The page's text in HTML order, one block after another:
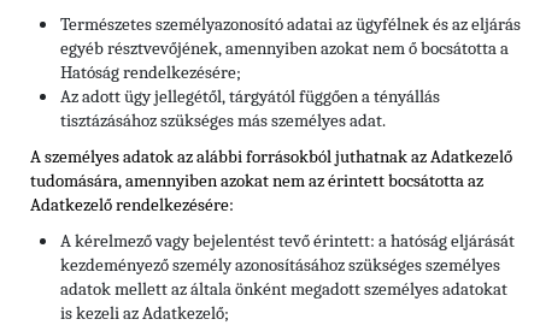
Természetes személyazonosító adatai az ügyfélnek és az eljárás
egyéb résztvevőjének, amennyiben azokat nem ő bocsátotta a
Hatóság rendelkezésére;
Az adott ügy jellegétől, tárgyától függően a tényállás
tisztázásához szükséges más személyes adat.
A személyes adatok az alábbi forrásokból juthatnak az Adatkezelő
tudomására, amennyiben azokat nem az érintett bocsátotta az
Adatkezelő rendelkezésére:
A kérelmező vagy bejelentést tevő érintett: a hatóság eljárását
kezdeményező személy azonosításához szükséges személyes
adatok mellett az általa önként megadott személyes adatokat
is kezeli az Adatkezelő;